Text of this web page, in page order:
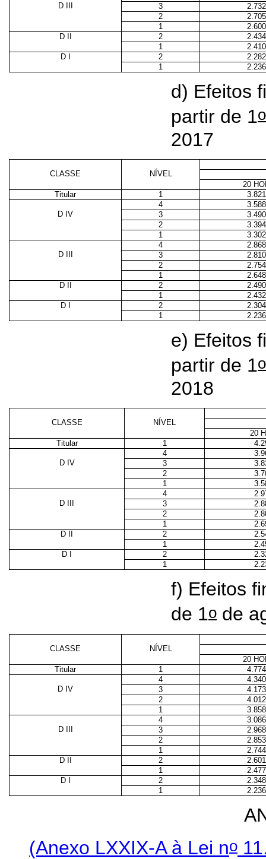
D III
3
2
1
D II
2
1
D I
2
1
d) Efeitos
partir de 1o
2017
CLASSE
NÍVEL
20
Titular
1
4
D IV
3
2
1
4
D III
3
2
1
D II
2
1
D I
2
1
e) Efeitos
partir de 1o
2018
CLASSE
NÍVEL
20
Titular
1
4
D IV
3
2
1
4
D III
3
2
1
D II
2
1
D I
2
1
f) Efeitos
de 1o de
CLASSE
NÍVEL
20
Titular
1
4
D IV
3
2
1
4
D III
3
2
1
D II
2
1
D I
2
1
(Anexo LXXIX-A à Lei no